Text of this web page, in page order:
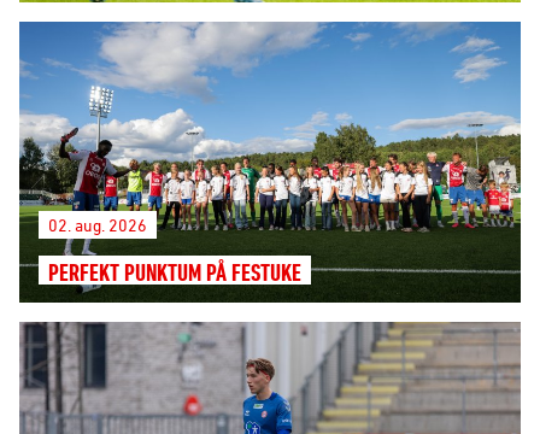
02. aug. 2026
PERFEKT PUNKTUM PÅ FESTUKE